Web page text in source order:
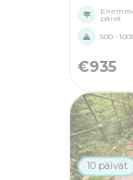
päivä
500 -
€935
10 päivät